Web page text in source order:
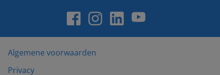
Algemene voorwaarden
Privacy